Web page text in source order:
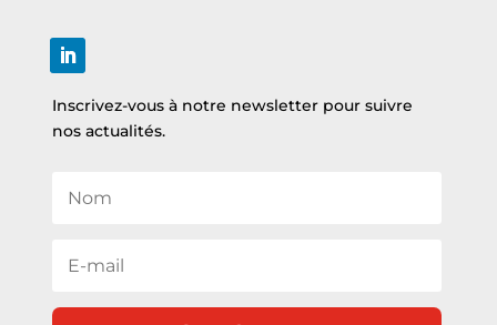
Inscrivez-vous à notre newsletter pour suivre
nos actualités.